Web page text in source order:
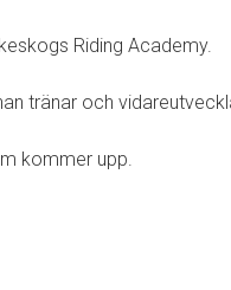
Riding Academy.
tränar och
kommer upp.